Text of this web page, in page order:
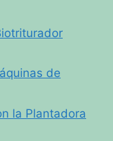
de
la Plantadora